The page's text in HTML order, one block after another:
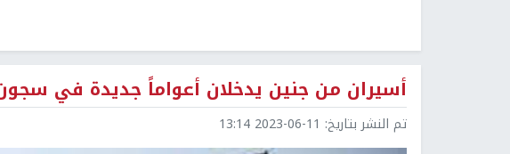
أسيران من جنين يدخلان أعواماً جديدة في سجون
تم النشر بتاريخ: 2023-06-11 13:14